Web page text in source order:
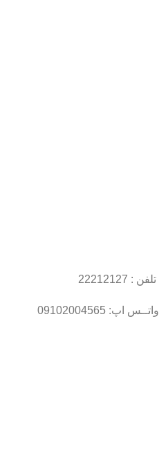
تلفن : 22212127
واتــس اپ: 09102004565